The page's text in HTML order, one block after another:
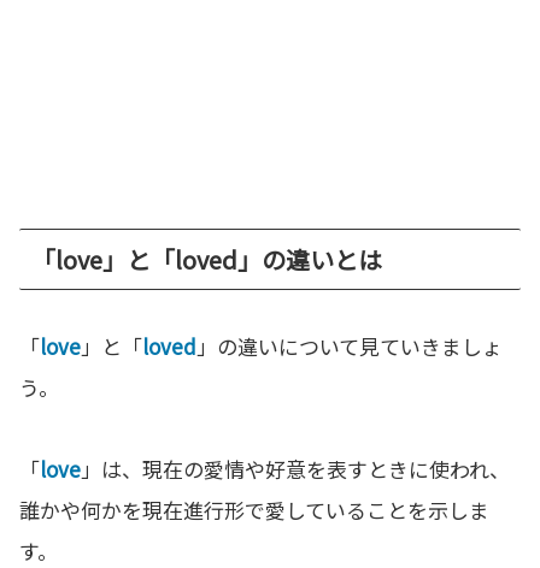
「love」と「loved」の違いとは
「love」と「loved」の違いについて見ていきましょ
う。
「love」は、現在の愛情や好意を表すときに使われ、
誰かや何かを現在進行形で愛していることを示しま
す。